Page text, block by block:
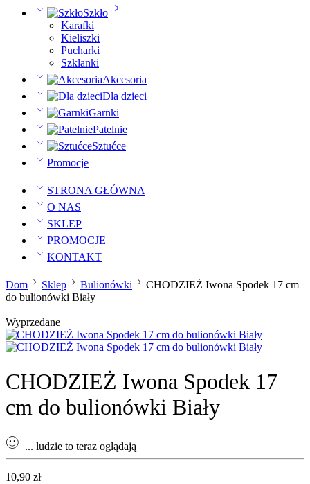
Szkło
Karafki
Kieliszki
Pucharki
Szklanki
Akcesoria
Dla dzieci
Garnki
Patelnie
Sztućce
Promocje
STRONA GŁÓWNA
O NAS
SKLEP
PROMOCJE
KONTAKT
Dom Sklep Bulionówki
CHODZIEŻ Iwona Spodek 17 cm
do bulionówki Biały
Wyprzedane
CHODZIEŻ Iwona Spodek 17
cm do bulionówki Biały
... ludzie to teraz oglądają
10,90 zł